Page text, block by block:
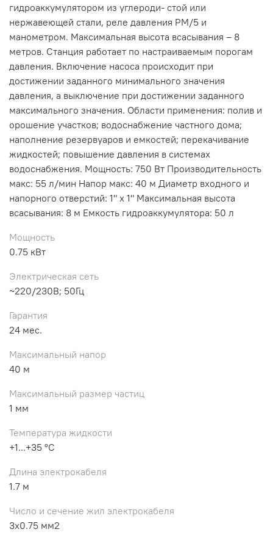
гидроаккумулятором из углероди- стой или
нержавеющей стали, реле давления PM/5 и
манометром. Максимальная высота всасывания – 8
метров. Станция работает по настраиваемым порогам
давления. Включение насоса происходит при
достижении заданного минимального значения
давления, а выключение при достижении заданного
максимального значения. Области применения: полив и
орошение участков; водоснабжение частного дома;
наполнение резервуаров и емкостей; перекачивание
жидкостей; повышение давления в системах
водоснабжения. Мощность: 750 Вт Производительность
макс: 55 л/мин Напор макс: 40 м Диаметр входного и
напорного отверстий: 1" х 1" Максимальная высота
всасывания: 8 м Емкость гидроаккумулятора: 50 л
Мощность
0.75 кВт
Электрическая сеть
~220/230В; 50Гц
Гарантия
24 мес.
Максимальный напор
40 м
Максимальный размер частиц
1 мм
Температура жидкости
+1...+35 °С
Длина электрокабеля
1.7 м
Число и сечение жил электрокабеля
3x0.75 мм2